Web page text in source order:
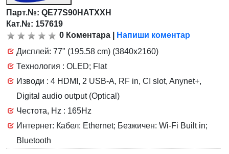
Парт.№:QE77S90HATXXH
Кат.№: 157619
0 Коментара
Напиши коментар
Дисплей: 77" (195.58 cm) (3840x2160)
Технология : OLED; Flat
Изводи : 4 HDMI, 2 USB-A, RF in, CI slot, Anynet+,
Digital audio output (Optical)
Честота, Hz : 165Hz
Интернет: Кабел: Ethernet; Безжичен: Wi-Fi Built in;
Bluetooth